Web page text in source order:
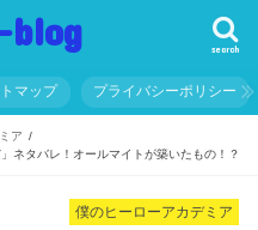
blog search
マップ プライバシーポリシー
ア
ネタバレ！オールマイトが築いたもの！？
僕のヒーローアカデミア